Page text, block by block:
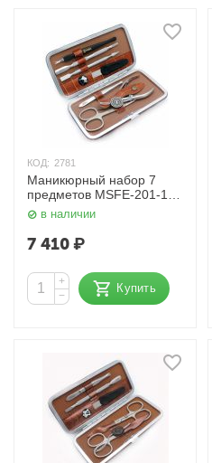
КОД: 2781
Маникюрный набор 7
предметов MSFE-201-1
SM Zinger
в наличии
7 410₽
+
−
Купить